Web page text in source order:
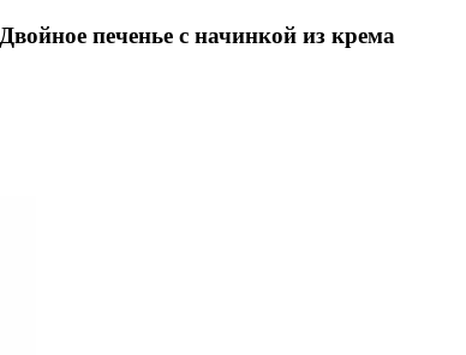
Двойное печенье с начинкой из крема